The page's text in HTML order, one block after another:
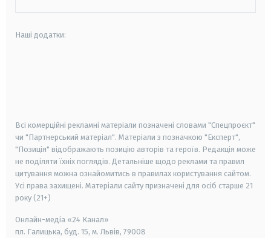
Наші додатки:
Всі комерційні рекламні матеріали позначені словами "Спецпроєкт"
чи "Партнерський матеріал". Матеріали з позначкою "Експерт",
"Позиція" відображають позицію авторів та героїв. Редакція може
не поділяти їхніх поглядів. Детальніше щодо реклами та правил
цитування можна ознайомитись в правилах користування сайтом.
Усі права захищені. Матеріали сайту призначені для осіб старше 21
року (21+)
Онлайн-медіа «24 Канал»
пл. Галицька, буд. 15, м. Львів, 79008